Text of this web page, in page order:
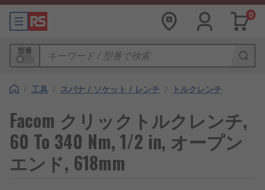
0
型番
/ 工具 / スパナ / ソケット / レンチ / トルクレンチ
Facom クリックトルクレンチ,
60 To 340 Nm, 1/2 in, オープン
エンド, 618mm